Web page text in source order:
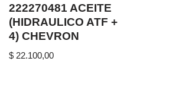
222270481 ACEITE
(HIDRAULICO ATF +
4) CHEVRON
$ 22.100,00